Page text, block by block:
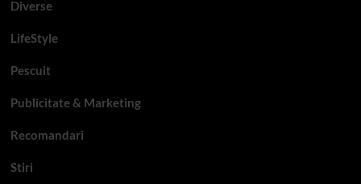
Diverse
LifeStyle
Pescuit
Publicitate & Marketing
Recomandari
Stiri